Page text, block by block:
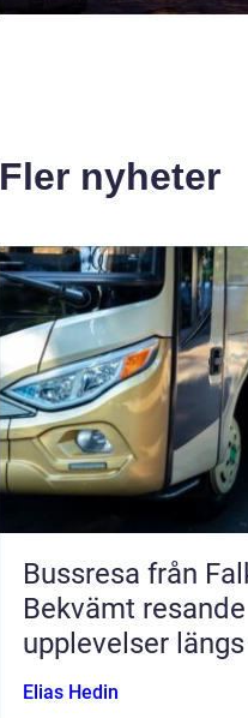
Fler nyheter
Bussresa från
Bekvämt
upplevelser
Elias Hedin